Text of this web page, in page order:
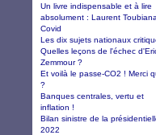
Un livre indispensable et à lire
absolument : Laurent Toubiana
Covid
Les dix sujets nationaux
Quelles leçons de l'échec
Zemmour ?
Et voilà le passe-CO2 ! Merci
?
Banques centrales, vertu et
inflation !
Bilan sinistre de la
2022